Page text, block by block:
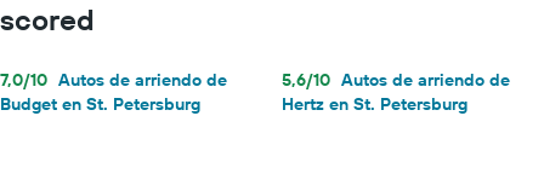
scored
7,0/10 Autos de arriendo de
Budget en St. Petersburg
5,6/10 Autos de arriendo de
Hertz en St. Petersburg